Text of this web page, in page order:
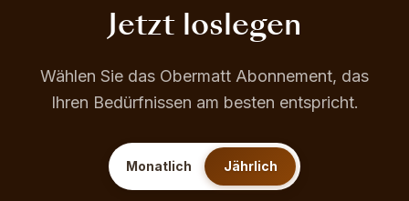
Jetzt loslegen
Wählen Sie das Obermatt Abonnement, das
Ihren Bedürfnissen am besten entspricht.
Monatlich Jährlich